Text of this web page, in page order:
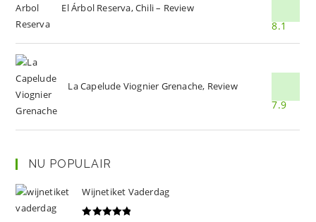
El Árbol Reserva, Chili – Review
8.1
La Capelude Viognier Grenache, Review
7.9
NU POPULAIR
Wijnetiket Vaderdag